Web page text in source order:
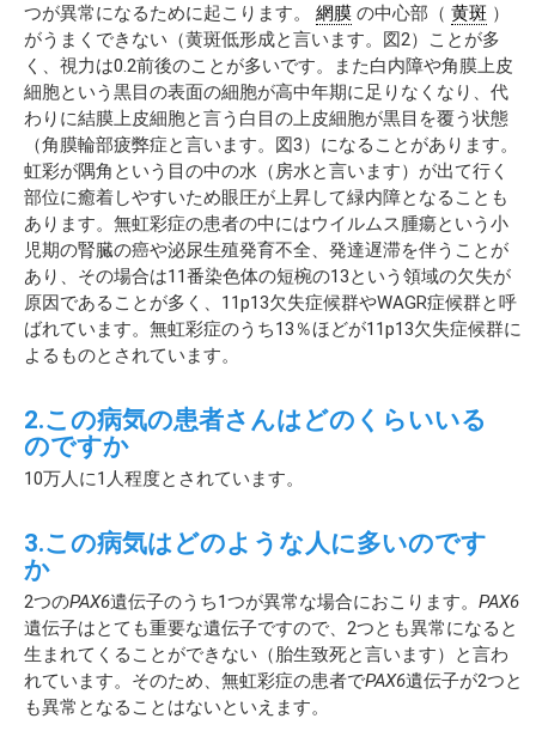
つが異常になるために起こります。 網膜 の中心部（ 黄斑 ）
がうまくできない（黄斑低形成と言います。図2）ことが多
く、視力は0.2前後のことが多いです。また白内障や角膜上皮
細胞という黒目の表面の細胞が高中年期に足りなくなり、代
わりに結膜上皮細胞と言う白目の上皮細胞が黒目を覆う状態
（角膜輪部疲弊症と言います。図3）になることがあります。
虹彩が隅角という目の中の水（房水と言います）が出て行く
部位に癒着しやすいため眼圧が上昇して緑内障となることも
あります。無虹彩症の患者の中にはウイルムス腫瘍という小
児期の腎臓の癌や泌尿生殖発育不全、発達遅滞を伴うことが
あり、その場合は11番染色体の短椀の13という領域の欠失が
原因であることが多く、11p13欠失症候群やWAGR症候群と呼
ばれています。無虹彩症のうち13％ほどが11p13欠失症候群に
よるものとされています。
2.この病気の患者さんはどのくらいいる
のですか
10万人に1人程度とされています。
3.この病気はどのような人に多いのです
か
2つのPAX6遺伝子のうち1つが異常な場合におこります。 PAX6
遺伝子はとても重要な遺伝子ですので、2つとも異常になると
生まれてくることができない（胎生致死と言います）と言わ
れています。そのため、無虹彩症の患者でPAX6遺伝子が2つと
も異常となることはないといえます。